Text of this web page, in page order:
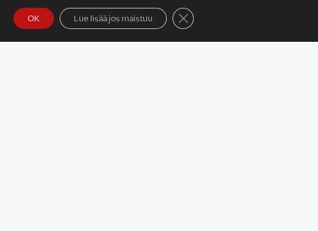
OK Lue lisää jos maistuu Sulje evästebanneri